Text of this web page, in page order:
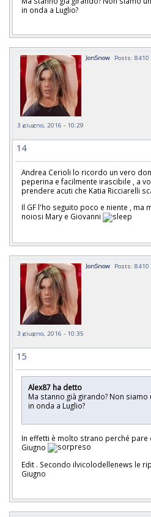
in onda a Luglio?
JonSnow Posts: 8410
3 giugno, 2016 - 10:29
14
Andrea Cerioli lo ricordo un vero
peperina e facilmente irascibile , a
prendere acuti che Katia Ricciarelli
Il GF l'ho seguito poco e niente , ma
noiosi Mary e Giovanni
JonSnow Posts: 8410
3 giugno, 2016 - 10:35
15
Alex87 ha detto
Ma stanno già girando? Non siamo
in onda a Luglio?
In effetti è molto strano perché pare
Giugno
Edit . Secondo ilvicolodellenews le
Giugno